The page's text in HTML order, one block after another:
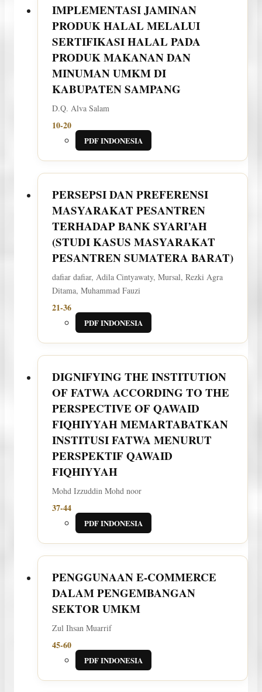
IMPLEMENTASI JAMINAN
PRODUK HALAL MELALUI
SERTIFIKASI HALAL PADA
PRODUK MAKANAN DAN
MINUMAN UMKM DI
KABUPATEN SAMPANG
D.Q. Alva Salam
10-20
PDF INDONESIA
PERSEPSI DAN PREFERENSI
MASYARAKAT PESANTREN
TERHADAP BANK SYARI’AH
(STUDI KASUS MASYARAKAT
PESANTREN SUMATERA BARAT)
dafiar dafiar, Adila Cintyawaty, Mursal, Rezki Agra
Ditama, Muhammad Fauzi
21-36
PDF INDONESIA
DIGNIFYING THE INSTITUTION
OF FATWA ACCORDING TO THE
PERSPECTIVE OF QAWAID
FIQHIYYAHMEMARTABATKAN
INSTITUSI FATWA MENURUT
PERSPEKTIF QAWAID
FIQHIYYAH
Mohd Izzuddin Mohd noor
37-44
PDF INDONESIA
PENGGUNAAN E-COMMERCE
DALAM PENGEMBANGAN
SEKTOR UMKM
Zul Ihsan Muarrif
45-60
PDF INDONESIA